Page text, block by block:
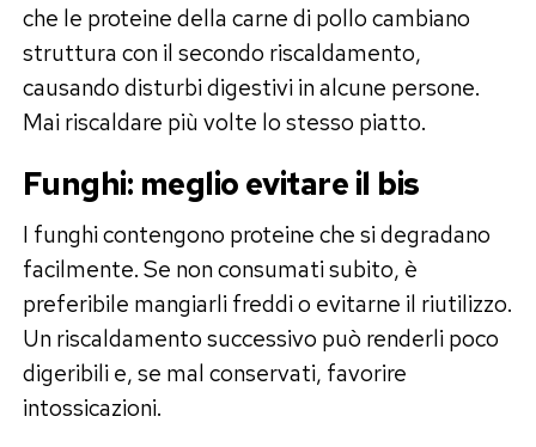
che le proteine della carne di pollo cambiano
struttura con il secondo riscaldamento,
causando disturbi digestivi in alcune persone.
Mai riscaldare più volte lo stesso piatto.
Funghi: meglio evitare il bis
I funghi contengono proteine che si degradano
facilmente. Se non consumati subito, è
preferibile mangiarli freddi o evitarne il riutilizzo.
Un riscaldamento successivo può renderli poco
digeribili e, se mal conservati, favorire
intossicazioni.